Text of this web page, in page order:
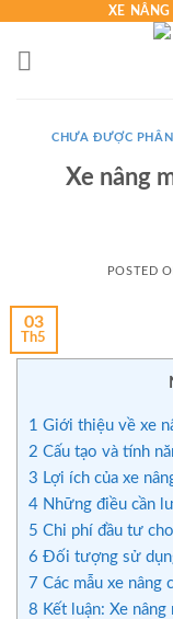
content
XE
CHƯA ĐƯỢC PHÂN
Xe nâng
POSTED
03
Th5
1 Giới thiệu về xe
2 Cấu tạo và tính
3 Lợi ích của xe
4 Những điều cần
5 Chi phí đầu tư
6 Đối tượng sử
7 Các mẫu xe nâng
8 Kết luận: Xe